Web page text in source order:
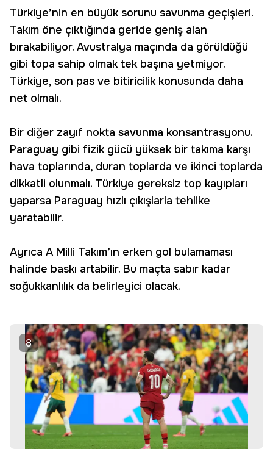
Türkiye’nin en büyük sorunu savunma geçişleri.
Takım öne çıktığında geride geniş alan
bırakabiliyor. Avustralya maçında da görüldüğü
gibi topa sahip olmak tek başına yetmiyor.
Türkiye, son pas ve bitiricilik konusunda daha
net olmalı.
Bir diğer zayıf nokta savunma konsantrasyonu.
Paraguay gibi fizik gücü yüksek bir takıma karşı
hava toplarında, duran toplarda ve ikinci toplarda
dikkatli olunmalı. Türkiye gereksiz top kayıpları
yaparsa Paraguay hızlı çıkışlarla tehlike
yaratabilir.
Ayrıca A Milli Takım’ın erken gol bulamaması
halinde baskı artabilir. Bu maçta sabır kadar
soğukkanlılık da belirleyici olacak.
8